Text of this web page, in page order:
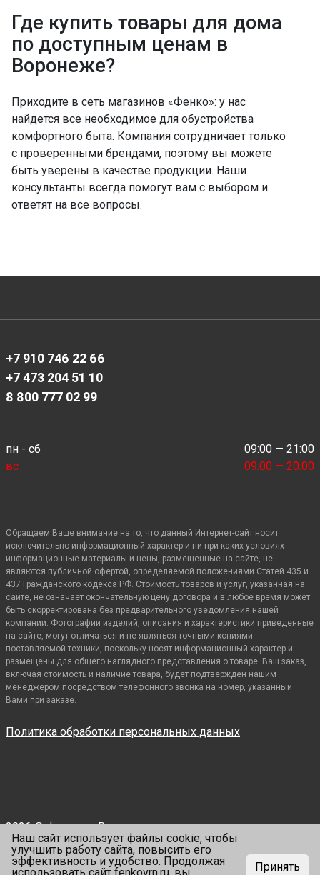
Где купить товары для дома
по доступным ценам в
Воронеже?
Приходите в сеть магазинов «Фенко»: у нас
найдется все необходимое для обустройства
комфортного быта. Компания сотрудничает только
с проверенными брендами, поэтому вы можете
быть уверены в качестве продукции. Наши
консультанты всегда помогут вам с выбором и
ответят на все вопросы.
+7 910 746 22 66
+7 473 204 51 10
8 800 777 02 99
пн - сб
09:00 — 21:00
вс
09:00 — 20:00
Обращаем Ваше внимание на то, что данный Интернет-сайт носит
исключительно информационный характер и ни при каких условиях
информационные материалы и цены, размещенные на сайте, не
являются публичной офертой, определяемой положениями Статей 435 и
437 Гражданского кодекса РФ. Стоимость товаров и услуг, указанная на
сайте, не означает окончательную цену договора и в любое время может
быть скорректирована без предварительного уведомления нашей
компании. Фотографии изделий, описания и характеристики приведенные
на сайте, могут отличаться и не являться точными копиями
поставляемой техники, поскольку носят информационный характер и
размещены для общего наглядного представления о товаре. Ваш заказ,
включая стоимость и наличие товара, будет подтвержден нашим
менеджером посредством телефонного звонка на номер, указанный
Вами при заказе.
Политика обработки персональных данных
2026 © Фенко.
Все права защищены
Сделано —VIALENT
Наш сайт использует файлы cookie, чтобы
улучшить работу сайта, повысить его
эффективность и удобство. Продолжая
Принять